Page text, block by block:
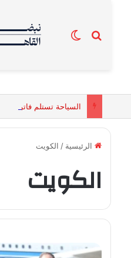
بحث عنالوضع المظلم
الرئيسية / الكويت
الكويت